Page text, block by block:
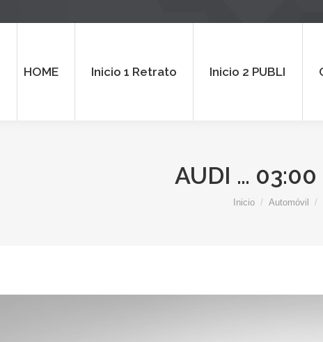
HOME Inicio 1 Retrato Inicio 2 PUBLI
AUDI …
Estás aquí:
Inicio Automóvil
Inicio 1 Retrato Inicio 2 PUBLI